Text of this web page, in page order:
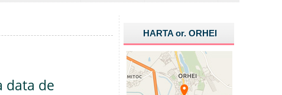
data de
HARTA or.ORHEI